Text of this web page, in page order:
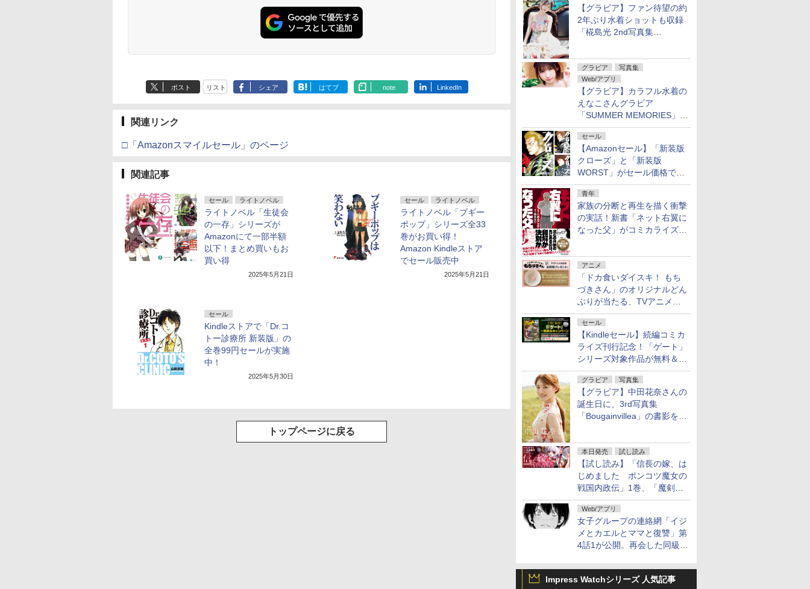
【グラビア】ファン待望の約
2年ぶり水着ショットも収録
「椛島光 2nd写真集
グラビア
写真集
Web/アプリ
【グラビア】カラフル水着の
えなこさんグラビア
「SUMMER MEMORIES」を
ヤングアニマルWebで公開中
セール
【Amazonセール】「新装版
クローズ」と「新装版
WORST」がセール価格で販
売中！
青年
家族の分断と再生を描く衝撃
の実話！新書「ネット右翼に
なった父」がコミカライズ。
アニメ
「ドカ食いダイスキ！ もち
づきさん」のオリジナルどん
ぶりが当たる、TVアニメ公
式Xキャンペーンが開催中！
セール
【Kindleセール】続編コミカ
ライズ刊行記念！「ゲート」
シリーズ対象作品が無料＆最
大80%オフ！
グラビア 写真集
【グラビア】中田花奈さんの
誕生日に、3rd写真集
「Bougainvillea」の書影を公
本日発売 試し読み
【試し読み】「信長の嫁、は
じめました ポンコツ魔女の
戦国内政伝」1巻、「魔剣の
花嫁 -ヴァルキュリア-」1巻
本日発売
Web/アプリ
女子グループの連絡網「イジ
メとカエルとママと復讐」第
4話1が公開。再会した同級生
Impress Watchシリーズ 人気記事
ポスト リスト シェア はてブ note LinkedIn
関連リンク
□「Amazonスマイルセール」のページ
関連記事
セール ライトノベル
ライトノベル「生徒会
の一存」シリーズが
Amazonにて一部半額
以下！まとめ買いもお
買い得
2025年5月21日
セール ライトノベル
ライトノベル「ブギー
ポップ」シリーズ全33
巻がお買い得！
Amazon Kindleストア
でセール販売中
2025年5月21日
セール
Kindleストアで「Dr.コ
トー診療所 新装版」の
全巻99円セールが実施
中！
2025年5月30日
トップページに戻る